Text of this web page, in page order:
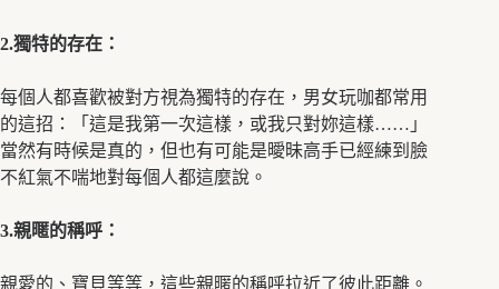
2.獨特的存在：
每個人都喜歡被對方視為獨特的存在，男女玩咖都常用
的這招：「這是我第一次這樣，或我只對妳這樣……」
當然有時候是真的，但也有可能是曖昧高手已經練到臉
不紅氣不喘地對每個人都這麼說。
3.親暱的稱呼：
親愛的、寶貝等等，這些親暱的稱呼拉近了彼此距離。